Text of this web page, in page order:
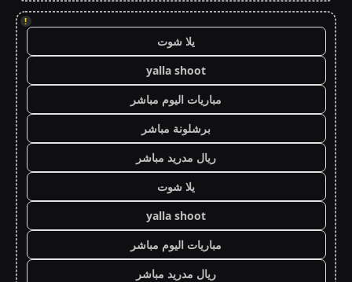
!
يلا شوت
yalla shoot
مباريات اليوم مباشر
برشلونة مباشر
ريال مدريد مباشر
يلا شوت
yalla shoot
مباريات اليوم مباشر
ريال مدريد مباشر